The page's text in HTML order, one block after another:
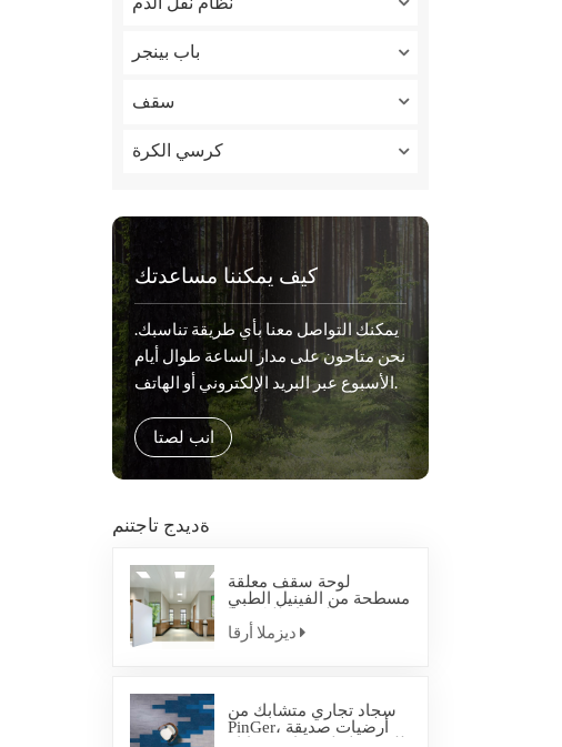
باب بينجر
سقف
كرسي الكرة
كيف يمكننا مساعدتك
يمكنك التواصل معنا بأي طريقة تناسبك.
نحن متاحون على مدار الساعة طوال أيام
الأسبوع عبر البريد الإلكتروني أو الهاتف.
انب لصتا
ةديدج تاجتنم
لوحة سقف معلقة
مسطحة من الفينيل الطبي
المضاد للبكتيريا
ديزملا أرقا
سجاد تجاري متشابك من
PinGer، أرضيات صديقة